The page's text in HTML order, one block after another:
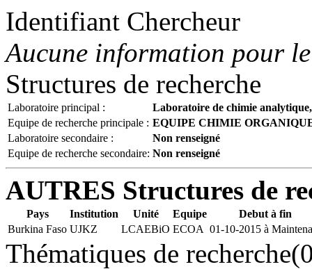
Identifiant Chercheur
Aucune information pour
Structures de recherche
Laboratoire principal :
Laboratoire de chimie
Equipe de recherche principale : EQUIPE CHIMIE
Laboratoire secondaire :
Non renseigné
Equipe de recherche secondaire: Non renseigné
AUTRES Structures de
Pays Institution Unité Equipe
Debut à fin
Burkina Faso UJKZ LCAEBiO ECOA 01-10-2015 à
Thématiques de